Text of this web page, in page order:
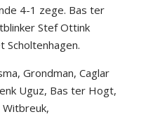
4-1 zege. Bas ter
Stef Ottink
Grondman, Caglar
Uguz, Bas ter Hogt,